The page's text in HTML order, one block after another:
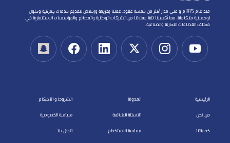
منذ عام 1975م و على مدار أكثر من خمسة عقود، عملنا بعزيمة وإخلاص لتقديم خدمات جمركية وحلول
لوجستية متكاملة، مما أكسبنا ثقة عملائنا من الشركات الوطنية والمصانع والمؤسسات الاستثمارية في
مختلف القطاعات التجارية والصناعية.
الرئيسية
من نحن
خدماتنا
المدونة
الأسئلة الشائعة
سياسة الاستخدام
الشروط و الأحكام
سياسة الخصوصية
اتصل بنا